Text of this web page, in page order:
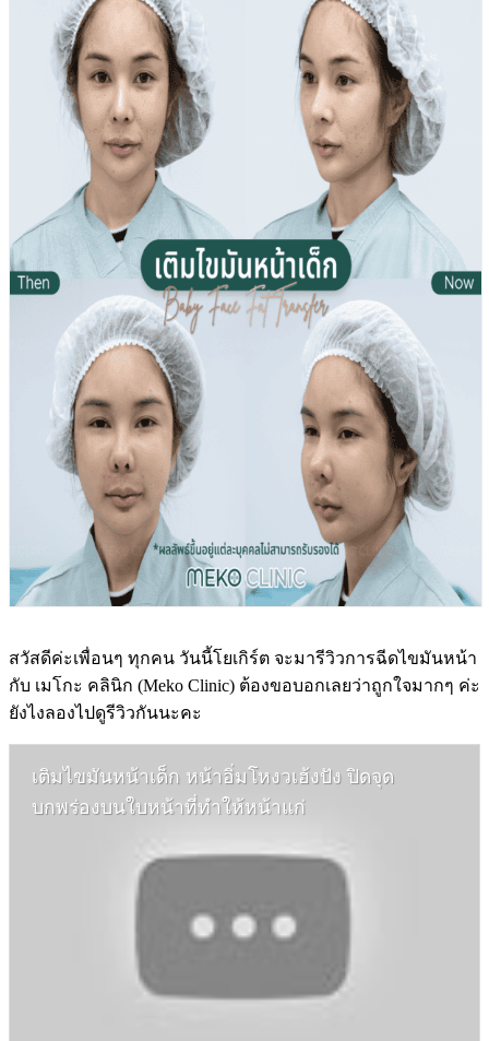
สวัสดีค่ะเพื่อนๆ ทุกคน วันนี้โยเกิร์ต จะมารีวิวการฉีดไขมันหน้า
กับ เมโกะ คลินิก (Meko Clinic) ต้องขอบอกเลยว่าถูกใจมากๆ ค่ะ
ยังไงลองไปดูรีวิวกันนะคะ
เติมไขมันหน้าเด็ก หน้าอิ่มโหงวเฮ้งปัง ปิดจุด
บกพร่องบนใบหน้าที่ทำให้หน้าแก่